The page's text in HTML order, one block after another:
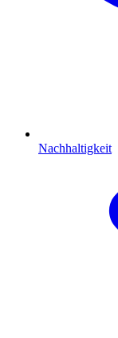
Nachhaltigkeit